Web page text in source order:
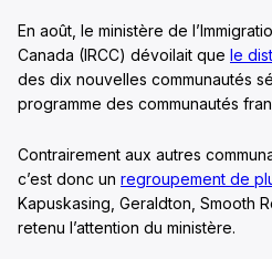
En août, le ministère de
Canada (IRCC) dévoilait que le
des dix nouvelles communautés
programme des communautés
Contrairement aux autres
c’est donc un regroupement de
Kapuskasing, Geraldton, Smooth
retenu l’attention du ministère.